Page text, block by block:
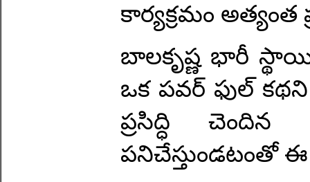
కార్యక్రమం అత్యంత
బాలకృష్ణ భారీ
ఒక పవర్ ఫుల్
ప్రసిద్ధి
పనిచేస్తుండటంతో